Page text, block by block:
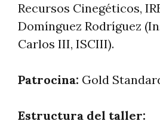
Recursos Cinegéticos,
Domínguez Rodríguez
Carlos III, ISCIII).
Patrocina: Gold
Estructura del taller: